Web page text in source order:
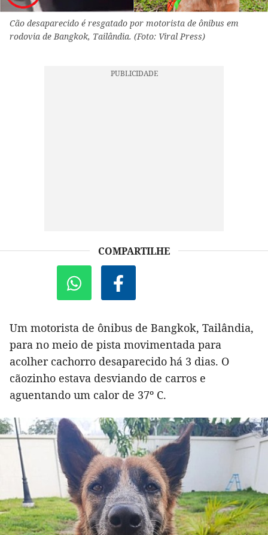
Cão desaparecido é resgatado por motorista de ônibus em
rodovia de Bangkok, Tailândia. (Foto: Viral Press)
COMPARTILHE
Um motorista de ônibus de Bangkok, Tailândia,
para no meio de pista movimentada para
acolher cachorro desaparecido há 3 dias. O
cãozinho estava desviando de carros e
aguentando um calor de 37º C.